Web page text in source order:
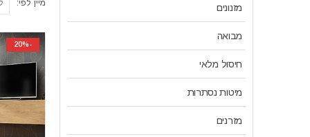
מיין לפי:
-20%
מזנונים
מבואה
חיסול מלאי
מיטות נסתרות
מזרנים